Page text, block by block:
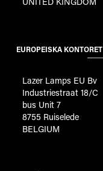
EUROPEISKA KONTORET
Lazer Lamps EU Bv
Industriestraat 18/C
bus Unit 7
8755 Ruiselede
BELGIUM